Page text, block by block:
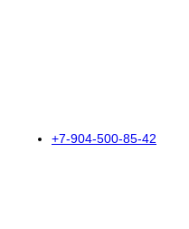
+7-904-500-85-42